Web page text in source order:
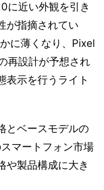
に近い外観を引き
が指摘されてい
に薄くなり、Pixel
再設計が予想され
表示を行うライト
とベースモデルの
マートフォン市場
や製品構成に大き